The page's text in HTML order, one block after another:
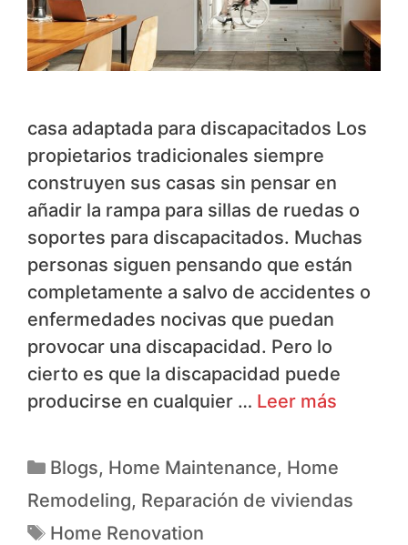
casa adaptada para discapacitados Los
propietarios tradicionales siempre
construyen sus casas sin pensar en
añadir la rampa para sillas de ruedas o
soportes para discapacitados. Muchas
personas siguen pensando que están
completamente a salvo de accidentes o
enfermedades nocivas que puedan
provocar una discapacidad. Pero lo
cierto es que la discapacidad puede
producirse en cualquier … Leer más
Blogs, Home Maintenance, Home
Remodeling, Reparación de viviendas
Home Renovation